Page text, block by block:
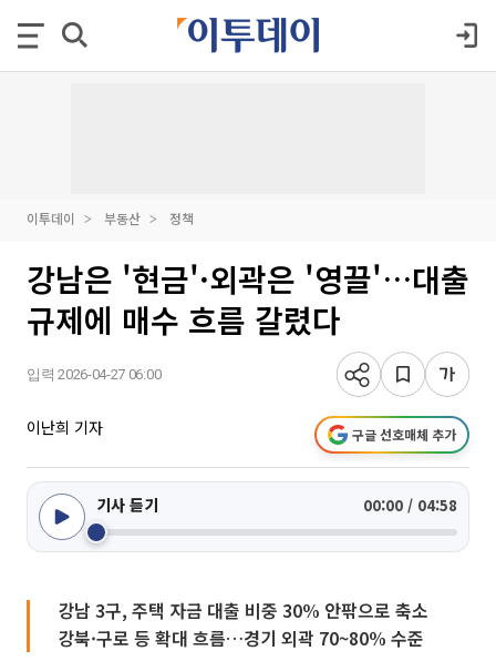
이투데이 부동산 정책
강남은 '현금'·외곽은 '영끌'…대출
규제에 매수 흐름 갈렸다
입력 2026-04-27 06:00
이난희 기자 구글 선호매체 추가
기사 듣기 00:00 / 04:58
강남 3구, 주택 자금 대출 비중 30% 안팎으로 축소
강북·구로 등 확대 흐름…경기 외곽 70~80% 수준